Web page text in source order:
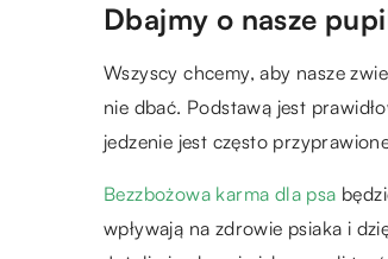
Dbajmy o nasze
Wszyscy chcemy, aby nasze
nie dbać. Podstawą jest
jedzenie jest często
Bezzbożowa karma dla psa
wpływają na zdrowie psiaka i